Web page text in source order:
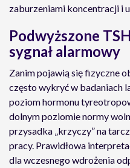
zaburzeniami koncentracji i
Podwyższone
sygnał alarmowy
Zanim pojawią się fizyczne
często wykryć w badaniach
poziom hormonu
dolnym poziomie normy
przysadka „krzyczy” na
pracy. Prawidłowa
dla wczesnego wdrożenia